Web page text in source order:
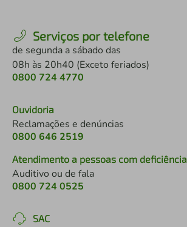
Serviços por telefone
de segunda a sábado das
08h às 20h40 (Exceto feriados)
0800 724 4770
Ouvidoria
Reclamações e denúncias
0800 646 2519
Atendimento a pessoas com deficiência
Auditivo ou de fala
0800 724 0525
SAC